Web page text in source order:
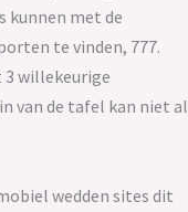
kunnen met de
te vinden, 777.
willekeurige
van de tafel kan niet al
wedden sites dit